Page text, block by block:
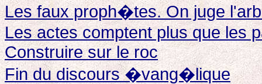
Les faux proph�tes. On juge
Les actes comptent plus que les
Construire sur le roc
Fin du discours �vang�lique